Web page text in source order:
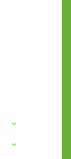
untermenü
anzeigen
untermenü
anzeigen